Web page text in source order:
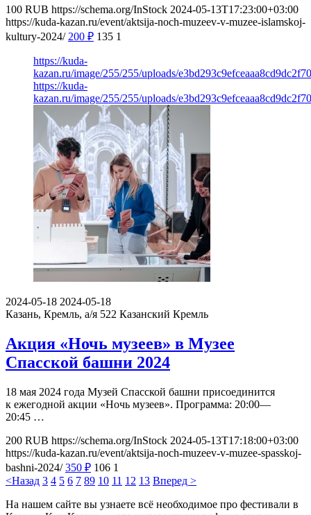
100 RUB https://schema.org/InStock 2024-05-13T17:23:00+03:00
https://kuda-kazan.ru/event/aktsija-noch-muzeev-v-muzee-islamskoj-
kultury-2024/ 200 ₽ 135 1
https://kuda-
kazan.ru/image/255/255/uploads/
https://kuda-
kazan.ru/image/255/255/uploads/
2024-05-18 2024-05-18
Казань, Кремль, а/я 522 Казанский Кремль
Акция «Ночь музеев» в Музее
Спасской башни 2024
18 мая 2024 года Музей Спасской башни присоединится
к ежегодной акции «Ночь музеев». Программа: 20:00—
20:45 …
200 RUB https://schema.org/InStock 2024-05-13T17:18:00+03:00
https://kuda-kazan.ru/event/aktsija-noch-muzeev-v-muzee-spasskoj-
bashni-2024/ 350 ₽ 106 1
<Назад 3 4 5 6 7 89 10 11 12 13 Вперед >
На нашем сайте вы узнаете всё необходимое про фестивали в